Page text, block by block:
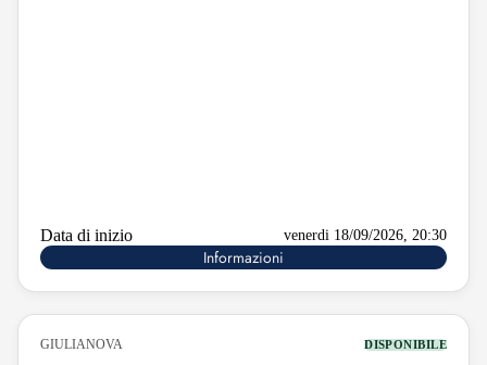
Data di inizio venerdi 18/09/2026, 20:30
Informazioni
GIULIANOVA DISPONIBILE